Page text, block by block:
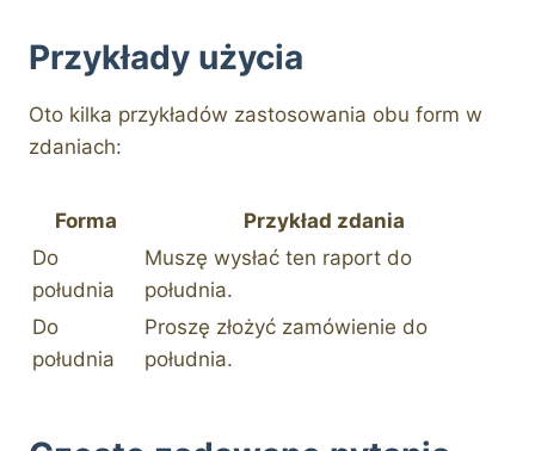
Przykłady użycia
Oto kilka przykładów zastosowania obu form w
zdaniach:
Forma
Przykład zdania
Do
południa
Muszę wysłać ten raport do
południa.
Do
południa
Proszę złożyć zamówienie do
południa.